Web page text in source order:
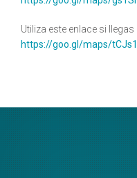
Utiliza este enlace si
https://goo.gl/maps/tCJs1